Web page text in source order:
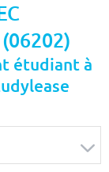
€
(06202)
étudiant à